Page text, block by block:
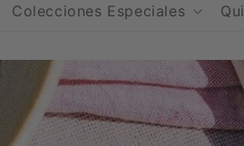
Colecciones Especiales